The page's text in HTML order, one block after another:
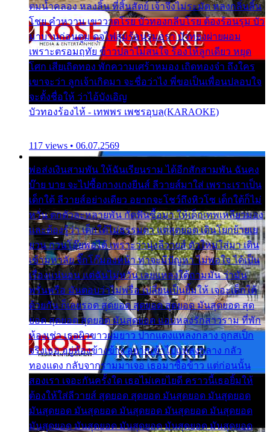
ตมน้ำคลอง หลงลิ้น ที่สิ้นสัตย์ เจ้าจึงไม่ระมัด หลงกลิ่นลิ้น
โชย คำหวาน เขาวาดโรย บัวทองกลีบโรย ต้องร้อนรุม บัว
มาบานก่อนตูม ดุจไฟสุมร้อนรุมอุรา บัวทองผ่ายผอม
เพราะตรอมฤทัย ข้าวปลาไม่สนใจ ร้องไห้ลูกเดียว หยุด
โศก เสียเถิดทอง พักความเศร้าหมอง เถิดทองจ๋า ถึงใคร
เขาจะว่า ลูกเจ้าเกิดมา จะชื่อว่าไง พี่ขอเป็นเพื่อนปลอบใจ
จะตั้งชื่อให้ ว่าไอ้บังเอิญ
บัวทองร้องไห้ - เทพพร เพชรอุบล(KARAOKE)
117 views • 06.07.2569
พ่อส่งเงินสามพัน ให้ฉันเรียนราม ได้อีกสักสามพัน ฉันคง
บ๊าย บาย จะไปซื้อกางเกงยีนส์ ลีวายส์มาใส่ เพราะเราเป็น
เด็กใต้ ลีวายส์อย่างเดียว อยากจะโชว์ถึงหิวโซ เด็กใต้ก็ไม่
หวั่น ตกตัวละหลายพัน กัดฟันซื้อมา ให้เด็กเทพเหลียวมอง
และต้องรู้ว่า เด็กใต้ไม่ธรรมดา แต่สุดยอด เดินโยกย้ายเย
ยวน กวนโอ๊ยพอได้ เพราะว่านุ่งลีวายส์ ตัวใหม่ใส่มา เดิน
เข้ามหาลัย จิ๊กโก๊มองหน้า ท่าจะมีปัญหา ไม่พอใจ ได้เป็น
เรื่องแน่นอน แต่ฉันไม่หวั่น เลยแหลงใต้ถามมัน ว่ามัน
พรั่นพรือ มันตอบว่าไม่พรื่อ เปลี่ยนเป็นยิ้มให้ เจอะเด็กใต้
ด้วยกัน ก็เลยรอด สุดยอด สุดยอด สุดยอด มันสุดยอด สุด
ยอด สุดยอด สุดยอด มันสุดยอด แอบหลงรักสาวราม ที่พัก
ห้องเช่า เธอผิวขาวผมยาว ปากแดงแหลงกลาง ถูกสเป็ก
จริงเธอ อยู่ห้องข้างข้าง อยากเข้าไปแหลงกลาง กลัว
ทองแดง กลับจากรามมาเจอ เธอมาซื้อข้าว แต่ก่อนนั้น
สองเรา เจอะกันครั้งใด เธอไม่เคยไยดี คราวนี้เธอยิ้มให้
ต้องให้ใส่ลีวายส์ สุดยอด สุดยอด มันสุดยอด มันสุดยอด
มันสุดยอด มันสุดยอด มันสุดยอด มันสุดยอด มันสุดยอด
มันสุดยอด มันสุดยอด มันสุดยอด มันสุดยอด มันสุดยอด